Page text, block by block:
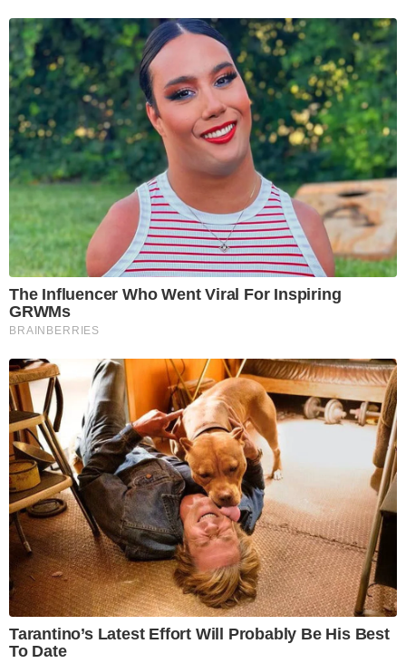
The Influencer Who Went Viral For Inspiring
GRWMs
BRAINBERRIES
Tarantino’s Latest Effort Will Probably Be His Best
To Date